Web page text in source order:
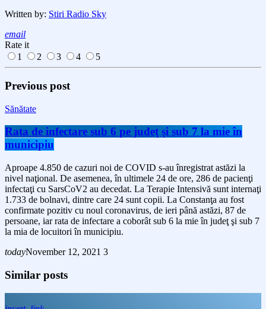
Written by: Stiri Radio Sky
email
Rate it
1
2 3 4 5
Previous post
Sănătate
Rata de infectare sub 6 pe judeţ şi sub 7 la mie în
municipiu
Aproape 4.850 de cazuri noi de COVID s-au înregistrat astăzi la
nivel naţional. De asemenea, în ultimele 24 de ore, 286 de pacienţi
infectaţi cu SarsCoV2 au decedat. La Terapie Intensivă sunt internaţi
1.733 de bolnavi, dintre care 24 sunt copii. La Constanţa au fost
confirmate pozitiv cu noul coronavirus, de ieri până astăzi, 87 de
persoane, iar rata de infectare a coborât sub 6 la mie în judeţ şi sub 7
la mia de locuitori în municipiu.
todayNovember 12, 2021 3
Similar posts